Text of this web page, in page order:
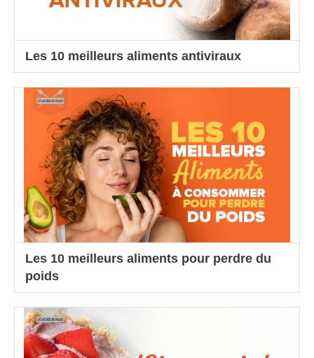
Les 10 meilleurs aliments antiviraux
Les 10 meilleurs aliments pour perdre du
poids